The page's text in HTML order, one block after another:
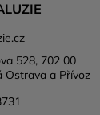
528, 702 00
Ostrava a Přívoz